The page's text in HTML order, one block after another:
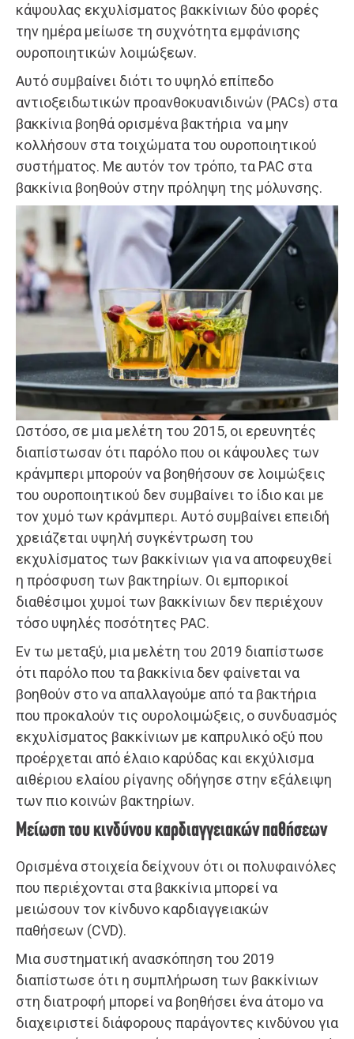
κάψουλας εκχυλίσματος βακκίνιων δύο φορές
την ημέρα μείωσε τη συχνότητα εμφάνισης
ουροποιητικών λοιμώξεων.
Αυτό συμβαίνει διότι το υψηλό επίπεδο
αντιοξειδωτικών προανθοκυανιδινών (PACs) στα
βακκίνια βοηθά ορισμένα βακτήρια να μην
κολλήσουν στα τοιχώματα του ουροποιητικού
συστήματος. Με αυτόν τον τρόπο, τα PAC στα
βακκίνια βοηθούν στην πρόληψη της μόλυνσης.
Ωστόσο, σε μια μελέτη του 2015, οι ερευνητές
διαπίστωσαν ότι παρόλο που οι κάψουλες των
κράνμπερι μπορούν να βοηθήσουν σε λοιμώξεις
του ουροποιητικού δεν συμβαίνει το ίδιο και με
τον χυμό των κράνμπερι. Αυτό συμβαίνει επειδή
χρειάζεται υψηλή συγκέντρωση του
εκχυλίσματος των βακκίνιων για να αποφευχθεί
η πρόσφυση των βακτηρίων. Οι εμπορικοί
διαθέσιμοι χυμοί των βακκίνιων δεν περιέχουν
τόσο υψηλές ποσότητες PAC.
Εν τω μεταξύ, μια μελέτη του 2019 διαπίστωσε
ότι παρόλο που τα βακκίνια δεν φαίνεται να
βοηθούν στο να απαλλαγούμε από τα βακτήρια
που προκαλούν τις ουρολοιμώξεις, ο συνδυασμός
εκχυλίσματος βακκίνιων με καπρυλικό οξύ που
προέρχεται από έλαιο καρύδας και εκχύλισμα
αιθέριου ελαίου ρίγανης οδήγησε στην εξάλειψη
των πιο κοινών βακτηρίων.
Μείωση του κινδύνου καρδιαγγειακών παθήσεων
Ορισμένα στοιχεία δείχνουν ότι οι πολυφαινόλες
που περιέχονται στα βακκίνια μπορεί να
μειώσουν τον κίνδυνο καρδιαγγειακών
παθήσεων (CVD).
Μια συστηματική ανασκόπηση του 2019
διαπίστωσε ότι η συμπλήρωση των βακκίνιων
στη διατροφή μπορεί να βοηθήσει ένα άτομο να
διαχειριστεί διάφορους παράγοντες κινδύνου για